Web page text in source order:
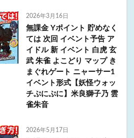
2026年3月16日
無課金 Yポイント 貯めなく
ては 次回 イベント予告 ア
イドル 新 イベント 白虎 玄
武 朱雀 よこどり マップ き
まぐれゲート ニャーサー1
イベント形式【妖怪ウォッ
チぷにぷに】米良獅子乃 雲
雀朱音
2026年5月17日